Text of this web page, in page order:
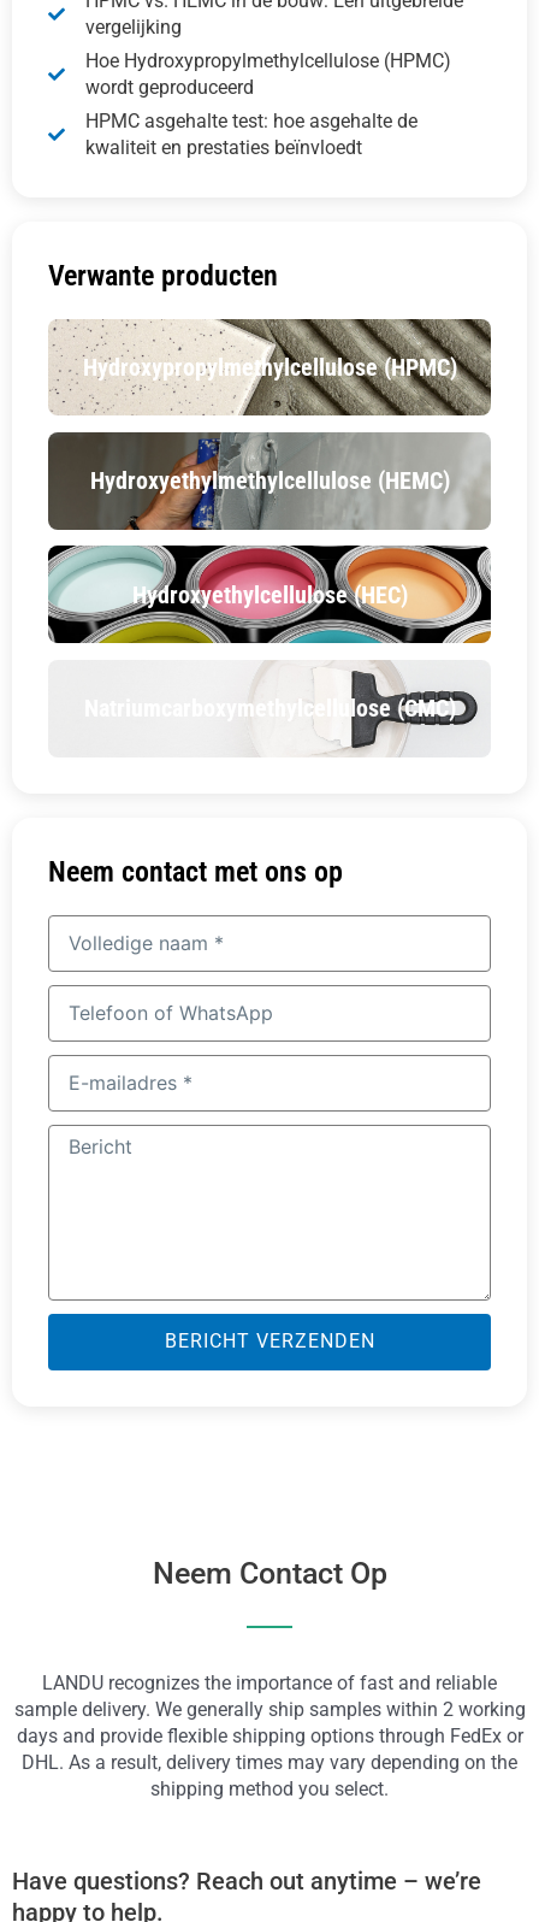
vergelijking
Hoe Hydroxypropylmethylcellulose (HPMC)
wordt geproduceerd
HPMC asgehalte test: hoe asgehalte de
kwaliteit en prestaties beïnvloedt
Verwante producten
Hydroxypropylmethylcellulose (HPMC)
Hydroxyethylmethylcellulose (HEMC)
Hydroxyethylcellulose (HEC)
Natriumcarboxymethylcellulose (CMC)
Neem contact met ons op
naam
mailadres
Bericht
BERICHT VERZENDEN
Neem Contact Op
LANDU recognizes the importance of fast and reliable
sample delivery. We generally ship samples within 2 working
days and provide flexible shipping options through FedEx or
DHL. As a result, delivery times may vary depending on the
shipping method you select.
Have questions? Reach out anytime – we’re
happy to help.